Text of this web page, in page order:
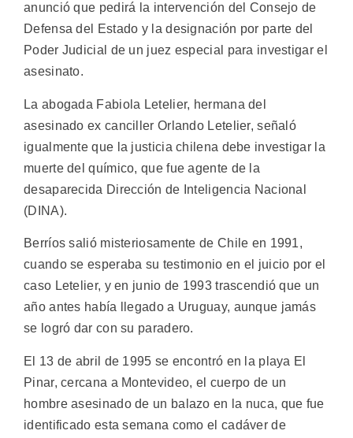
anunció que pedirá la intervención del Consejo de
Defensa del Estado y la designación por parte del
Poder Judicial de un juez especial para investigar el
asesinato.
La abogada Fabiola Letelier, hermana del
asesinado ex canciller Orlando Letelier, señaló
igualmente que la justicia chilena debe investigar la
muerte del químico, que fue agente de la
desaparecida Dirección de Inteligencia Nacional
(DINA).
Berríos salió misteriosamente de Chile en 1991,
cuando se esperaba su testimonio en el juicio por el
caso Letelier, y en junio de 1993 trascendió que un
año antes había llegado a Uruguay, aunque jamás
se logró dar con su paradero.
El 13 de abril de 1995 se encontró en la playa El
Pinar, cercana a Montevideo, el cuerpo de un
hombre asesinado de un balazo en la nuca, que fue
identificado esta semana como el cadáver de